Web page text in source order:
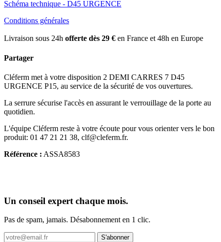
Schéma technique - D45 URGENCE
Conditions générales
Livraison sous 24h offerte dès 29 € en France et 48h en Europe
Partager
Cléferm met à votre disposition 2 DEMI CARRES 7 D45
URGENCE P15, au service de la sécurité de vos ouvertures.
La serrure sécurise l'accès en assurant le verrouillage de la porte au
quotidien.
L'équipe Cléferm reste à votre écoute pour vous orienter vers le bon
produit: 01 47 21 21 38, clf@cleferm.fr.
Référence : ASSA8583
Un conseil expert chaque mois.
Pas de spam, jamais. Désabonnement en 1 clic.
S'abonner